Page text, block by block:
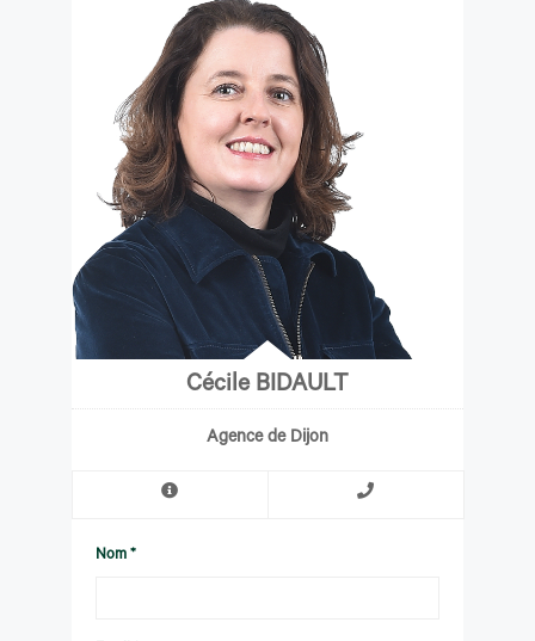
Cécile BIDAULT
Agence de Dijon
Nom *